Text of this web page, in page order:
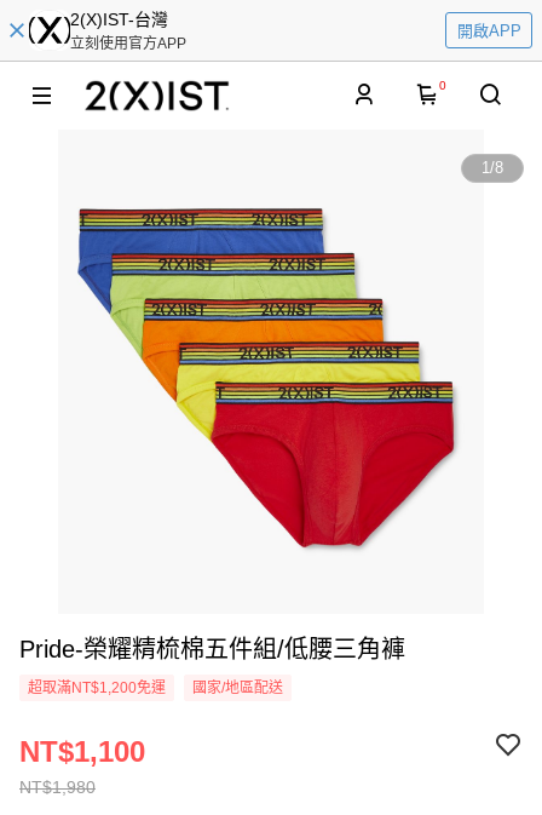
2(X)IST-台灣
立刻使用官方APP
開啟APP
0
1/8
Pride-榮耀精梳棉五件組/低腰三角褲
超取滿NT$1,200免運 國家/地區配送
NT$1,980
NT$1,100